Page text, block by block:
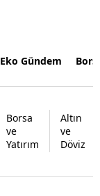
Eko Gündem
Borsa
ve
Yatırım
Altın
ve
Döviz